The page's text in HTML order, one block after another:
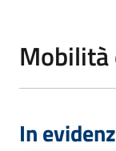
In